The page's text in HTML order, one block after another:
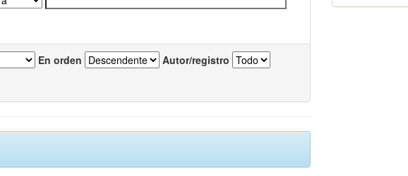
En orden Autor/registro